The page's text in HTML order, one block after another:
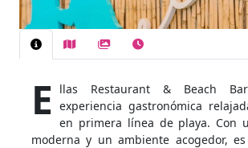
E
llas Restaurant & Beach
experiencia gastronómica
en primera línea de playa. Con
moderna y un ambiente acogedor,